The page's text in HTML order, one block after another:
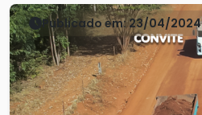
Publicado em: 23/04/2024